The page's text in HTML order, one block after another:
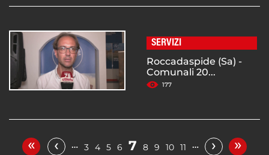
SERVIZI
Roccadaspide (Sa) -
Comunali 20...
177
« ‹ … 3 4 5 6 7 8 9 10 11 … › »